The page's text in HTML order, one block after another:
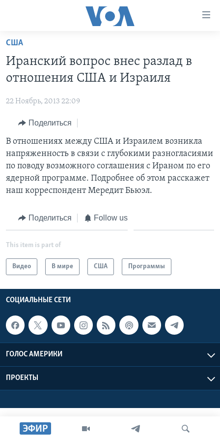
Перейти
основной
контент
навигации
Перейти
поиск
ПРОГРАММЫ
НОВОСТИ ЗА МИНУТУ
ИТОГИ
ПОЧЕМУ ЭТО ВАЖНО?
ДИСКУССИЯ VOA
ДЕТАЛИ
НЬЮ-ЙОРК NEW YORK
АМЕРИКА. БОЛЬШОЕ ПУТЕШЕСТВИЕ
УЧИМ АНГЛИЙСКИЙ
НАША АМЕРИКАНСКАЯ ИСТОРИЯ
А КАК В АМЕРИКЕ?
АРТЕФАКТЫ
АМЕРИКАНСКИЕ ГОРОДКИ
ТЕСТЫ
ЭКСПЕРТИЗА
ИНТЕРВЬЮ
ФАКТЫ ПРОТИВ ФЕЙКОВ
ЗА СВОБОДУ ПРЕССЫ
УЧИМ АНГЛИЙСКИЙ
ВИДЕО
ПОДПИСКА НА НОВОСТИ
СОЦИАЛЬНЫЕ СЕТИ
ЭФИР
США
Иранский вопрос внес разлад в
отношения США и Израиля
22 Ноябрь, 2013 22:09
Поделиться
В отношениях между США и Израилем возникла
напряженность в связи с глубокими разногласиями
по поводу возможного соглашения с Ираном по его
ядерной программе. Подробнее об этом расскажет
наш корреспондент Мередит Бьюэл.
Поделиться Follow us
This item is part of
Видео В мире США Программы
СОЦИАЛЬНЫЕ СЕТИ
ГОЛОС АМЕРИКИ
ПРОЕКТЫ